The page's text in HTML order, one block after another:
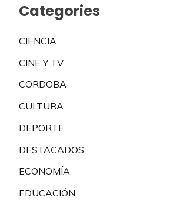
Categories
CIENCIA
CINE Y TV
CORDOBA
CULTURA
DEPORTE
DESTACADOS
ECONOMÍA
EDUCACIÓN